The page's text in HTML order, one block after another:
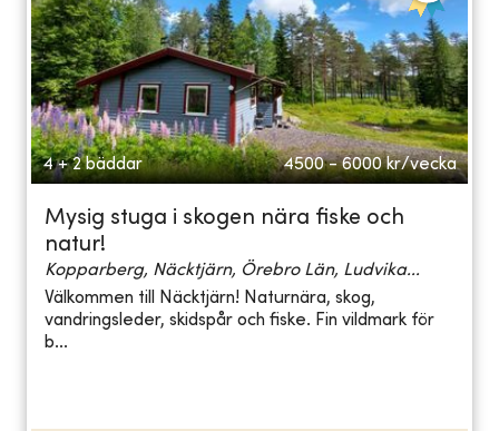
4 + 2 bäddar 4500 - 6000 kr/vecka
Mysig stuga i skogen nära fiske och
natur!
Kopparberg, Näcktjärn, Örebro Län, Ludvika...
Välkommen till Näcktjärn! Naturnära, skog,
vandringsleder, skidspår och fiske. Fin vildmark för
b...